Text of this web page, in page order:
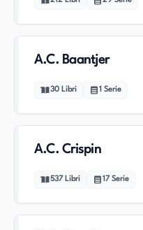
A.C. Baantjer
30 Libri 1 Serie
A.C. Crispin
537 Libri 17 Serie